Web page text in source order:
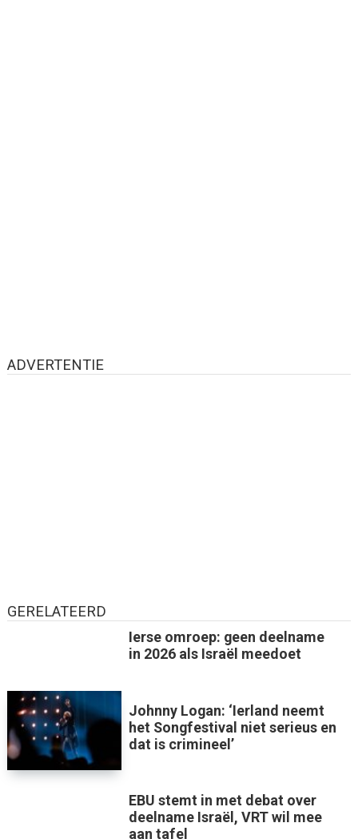
ADVERTENTIE
GERELATEERD
Ierse omroep: geen deelname
in 2026 als Israël meedoet
Johnny Logan: ‘Ierland neemt
het Songfestival niet serieus en
dat is crimineel’
EBU stemt in met debat over
deelname Israël, VRT wil mee
aan tafel